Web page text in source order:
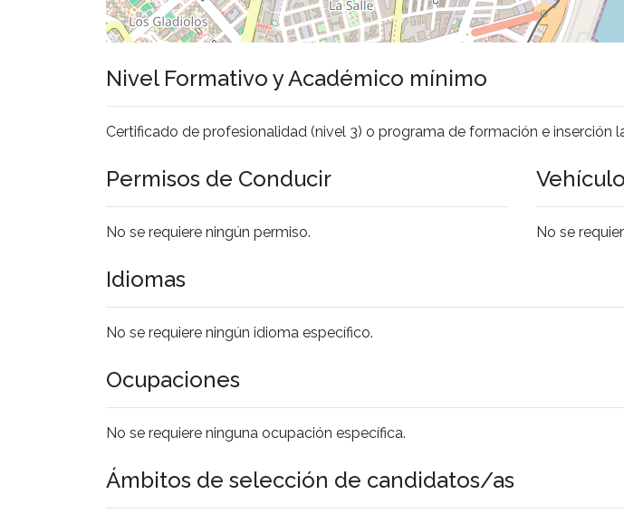
Nivel Formativo y Académico mínimo
Certificado de profesionalidad (nivel 3) o programa de formación e inserción
Permisos de Conducir
No se requiere ningún permiso. No se
Idiomas
No se requiere ningún idioma específico.
Ocupaciones
No se requiere ninguna ocupación específica.
Ámbitos de selección de candidatos/as